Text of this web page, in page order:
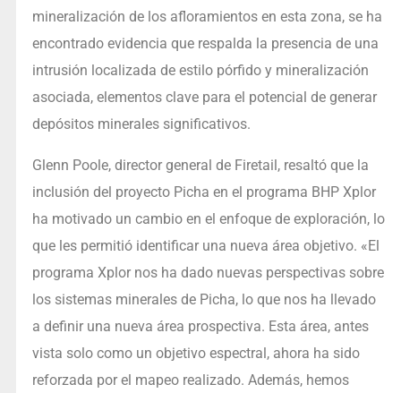
mineralización de los afloramientos en esta zona, se ha
encontrado evidencia que respalda la presencia de una
intrusión localizada de estilo pórfido y mineralización
asociada, elementos clave para el potencial de generar
depósitos minerales significativos.
Glenn Poole, director general de Firetail, resaltó que la
inclusión del proyecto Picha en el programa BHP Xplor
ha motivado un cambio en el enfoque de exploración, lo
que les permitió identificar una nueva área objetivo. «El
programa Xplor nos ha dado nuevas perspectivas sobre
los sistemas minerales de Picha, lo que nos ha llevado
a definir una nueva área prospectiva. Esta área, antes
vista solo como un objetivo espectral, ahora ha sido
reforzada por el mapeo realizado. Además, hemos